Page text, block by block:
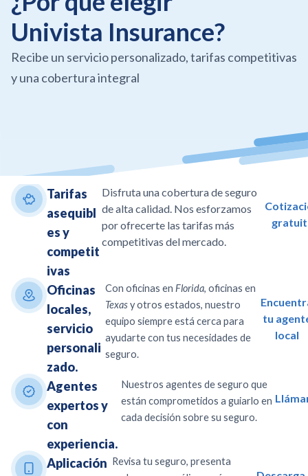
Univista Insurance?
Recibe un servicio personalizado, tarifas competitivas
y una cobertura integral
Tarifas
asequibl
es y
competit
ivas
Disfruta una cobertura de seguro
de alta calidad. Nos esforzamos
por ofrecerte las tarifas más
competitivas del mercado.
Oficinas
locales,
servicio
personali
zado.
Con oficinas en Florida, oficinas en
Texasy otros estados, nuestro
equipo siempre está cerca para
ayudarte con tus necesidades de
seguro.
tu
local
Agentes
expertos y
con
experiencia.
Nuestros agentes de seguro que
están comprometidos a guiarlo en
cada decisión sobre su seguro.
Aplicación Revisa tu seguro, presenta